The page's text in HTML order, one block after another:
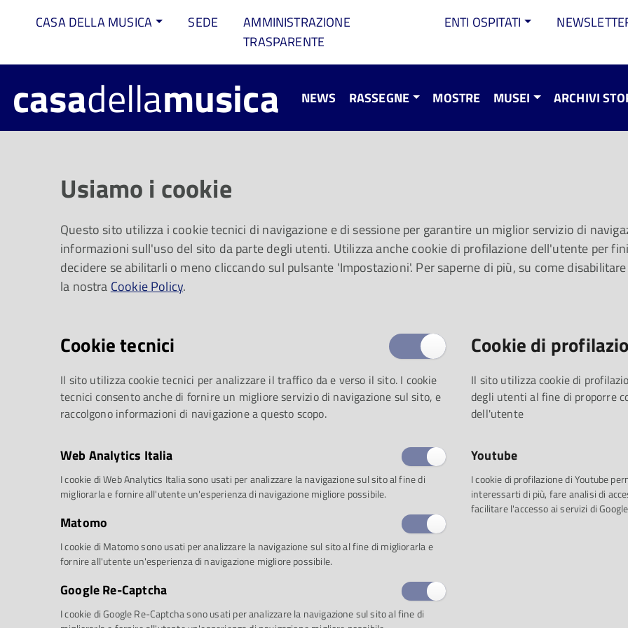
CASA DELLA MUSICA SEDE
AMMINISTRAZIONE
TRASPARENTE
ENTI OSPITATI
casadellamusica NEWS RASSEGNE MOSTRE MUSEI ARCHIVI
Il Seicento
Quel singolare spettacolo
assumendo un ruolo
Si tratta di eventi unici e
molto speciali legate al
tratta di eventi unici, e lo
e fastoso, memorabile.
E ricco, fastoso,
per volontà del duca
prevista visita di Cosimo II
anni più tardi per le nozze tra
Usiamo i cookie
Questo sito utilizza i cookie tecnici di navigazione e di sessione per garantire un miglior servizio di
informazioni sull'uso del sito da parte degli utenti. Utilizza anche cookie di profilazione dell'utente per
decidere se abilitarli o meno cliccando sul pulsante 'Impostazioni'. Per saperne di più, su come
la nostra Cookie Policy.
Cookie tecnici
Il sito utilizza cookie tecnici per analizzare il traffico da e verso il sito. I cookie
tecnici consento anche di fornire un migliore servizio di navigazione sul sito, e
raccolgono informazioni di navigazione a questo scopo.
Web Analytics Italia
I cookie di Web Analytics Italia sono usati per analizzare la navigazione sul sito al fine di
migliorarla e fornire all'utente un'esperienza di navigazione migliore possibile.
Matomo
I cookie di Matomo sono usati per analizzare la navigazione sul sito al fine di migliorarla e
fornire all'utente un'esperienza di navigazione migliore possibile.
Google Re-Captcha
I cookie di Google Re-Captcha sono usati per analizzare la navigazione sul sito al fine di
Cookie di
Il sito utilizza cookie di
degli utenti al fine di proporre
dell'utente
Youtube
I cookie di profilazione di Youtube
interessarti di più, fare analisi di
facilitare l'accesso ai servizi di